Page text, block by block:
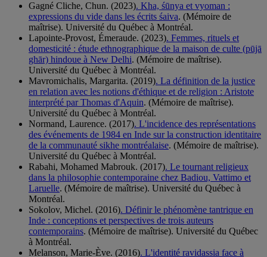
Gagné Cliche, Chun. (2023). Kha, śūnya et vyoman :
expressions du vide dans les écrits śaiva. (Mémoire de
maîtrise). Université du Québec à Montréal.
Lapointe-Provost, Émeraude. (2023). Femmes, rituels et
domesticité : étude ethnographique de la maison de culte (pūjā
ghār) hindoue à New Delhi. (Mémoire de maîtrise).
Université du Québec à Montréal.
Mavromichalis, Margarita. (2019). La définition de la justice
en relation avec les notions d'éthique et de religion : Aristote
interprété par Thomas d'Aquin. (Mémoire de maîtrise).
Université du Québec à Montréal.
Normand, Laurence. (2017). L'incidence des représentations
des événements de 1984 en Inde sur la construction identitaire
de la communauté sikhe montréalaise. (Mémoire de maîtrise).
Université du Québec à Montréal.
Rabahi, Mohamed Mabrouk. (2017). Le tournant religieux
dans la philosophie contemporaine chez Badiou, Vattimo et
Laruelle. (Mémoire de maîtrise). Université du Québec à
Montréal.
Sokolov, Michel. (2016). Définir le phénomène tantrique en
Inde : conceptions et perspectives de trois auteurs
contemporains. (Mémoire de maîtrise). Université du Québec
à Montréal.
Melanson, Marie-Ève. (2016). L'identité ravidassia face à